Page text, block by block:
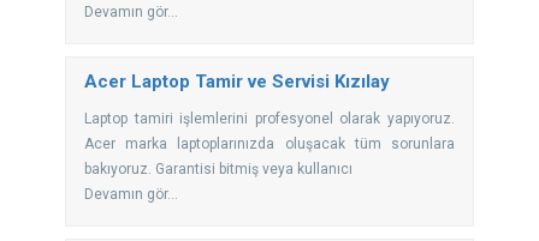
Devamın gör...
Acer Laptop Tamir ve Servisi Kızılay
Laptop tamiri işlemlerini profesyonel olarak yapıyoruz.
Acer marka laptoplarınızda oluşacak tüm sorunlara
bakıyoruz. Garantisi bitmiş veya kullanıcı
Devamın gör...